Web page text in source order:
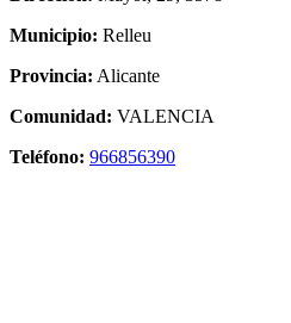
Municipio: Relleu
Provincia: Alicante
Comunidad: VALENCIA
Teléfono: 966856390